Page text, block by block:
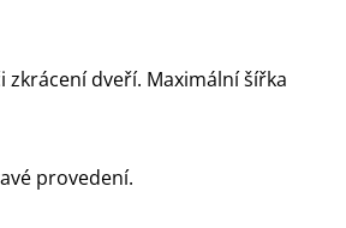
zkrácení dveří. Maximální šířka
provedení.